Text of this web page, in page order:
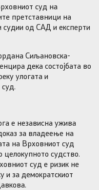
суд на
претставници на
судии од САД и експерти
Сиљановска-
дека состојбата во
улогата и
е независна ужива
за владеење на
на Врховниот суд
целокупното судство.
суд е ризик не
и за демократскиот